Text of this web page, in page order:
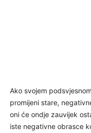
Ako svojem
promijeni stare,
oni će ondje zauvijek
iste negativne obrasce